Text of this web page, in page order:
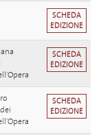
SCHEDA
EDIZIONE
SCHEDA
EDIZIONE
SCHEDA
EDIZIONE